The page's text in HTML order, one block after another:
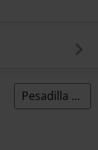
Pesadilla Antes De Navidad